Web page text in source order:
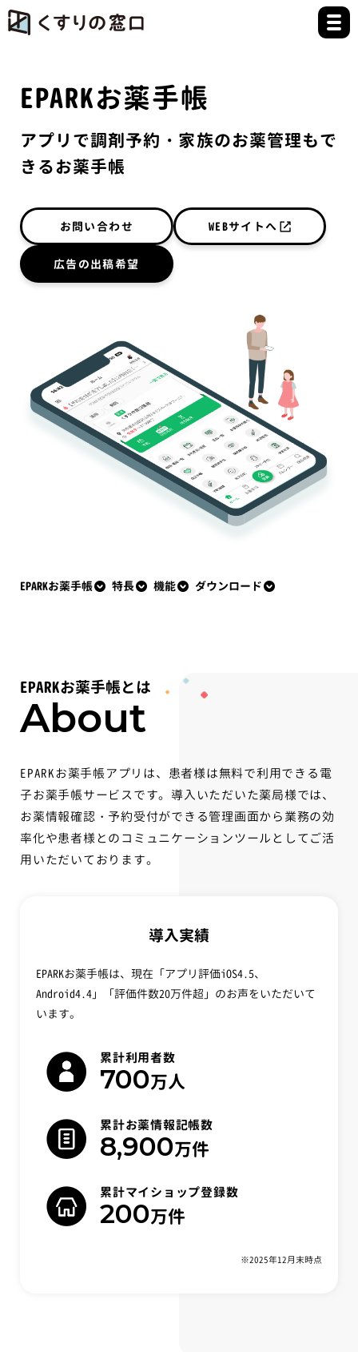
EPARKお薬手帳
アプリで調剤予約・家族のお薬管理もで
きるお薬手帳
お問い合わせ WEBサイトへ
広告の出稿希望
EPARKお薬手帳 特長 機能 ダウンロード
EPARKお薬手帳とは
About
EPARKお薬手帳アプリは、患者様は無料で利用できる電
子お薬手帳サービスです。導入いただいた薬局様では、
お薬情報確認・予約受付ができる管理画面から業務の効
率化や患者様とのコミュニケーションツールとしてご活
用いただいております。
導入実績
EPARKお薬手帳は、現在「アプリ評価iOS4.5、
Android4.4」「評価件数20万件超」のお声をいただいて
います。
累計利用者数
700万人
累計お薬情報記帳数
8,900万件
累計マイショップ登録数
200万件
※2025年12月末時点